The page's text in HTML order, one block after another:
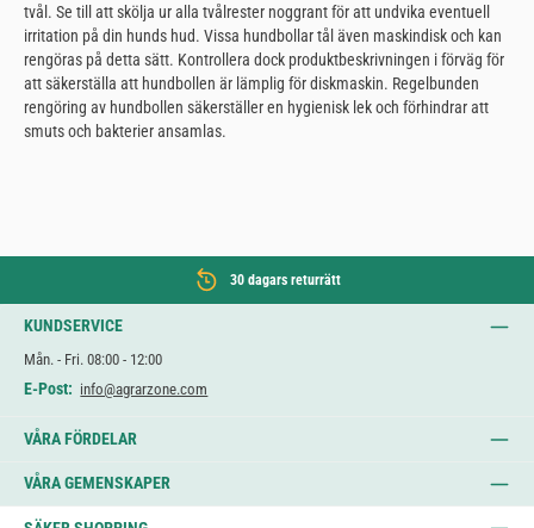
tvål. Se till att skölja ur alla tvålrester noggrant för att undvika eventuell
irritation på din hunds hud. Vissa hundbollar tål även maskindisk och kan
rengöras på detta sätt. Kontrollera dock produktbeskrivningen i förväg för
att säkerställa att hundbollen är lämplig för diskmaskin. Regelbunden
rengöring av hundbollen säkerställer en hygienisk lek och förhindrar att
smuts och bakterier ansamlas.
30 dagars returrätt
KUNDSERVICE
Mån. - Fri. 08:00 - 12:00
E-Post: info@agrarzone.com
VÅRA FÖRDELAR
VÅRA GEMENSKAPER